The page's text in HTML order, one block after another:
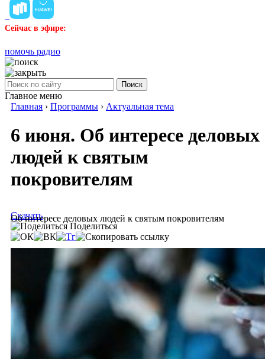
Сейчас в эфире:
помочь радио
Поиск
Главное меню
Главная › Программы › Актуальная тема
6 июня. Об интересе деловых
людей к святым
покровителям
Об интересе деловых людей к святым покровителям
Скачать
Поделиться